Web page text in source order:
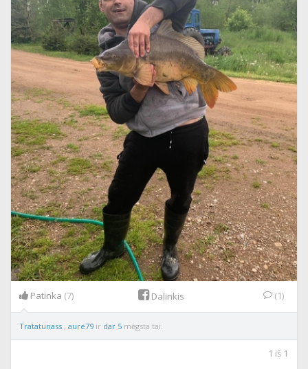
Patinka (7) Dalinkis (1)
Tratatunass , aure79 ir dar 5 mėgsta tai.
1 iš 1